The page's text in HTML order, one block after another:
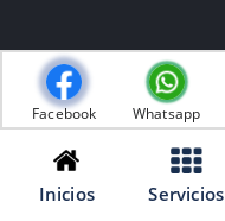
Facebook Whatsapp
Inicios Servicios
About Us